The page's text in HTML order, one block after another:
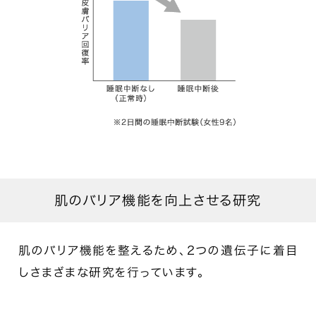
肌のバリア機能を向上させる研究
肌のバリア機能を整えるため、2つの遺伝子に着目
しさまざまな研究を行っています。